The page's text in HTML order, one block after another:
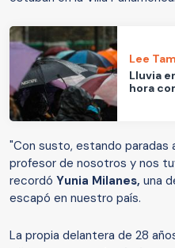
Lee
Lluvia
hora
"Con susto, estando paradas
profesor de nosotros y nos
recordó Yunia Milanes, una
escapó en nuestro país.
La propia delantera de 28